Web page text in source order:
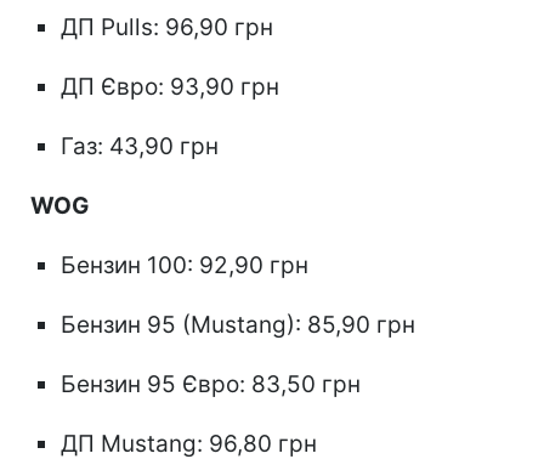
ДП Pulls: 96,90 грн
ДП Євро: 93,90 грн
Газ: 43,90 грн
WOG
Бензин 100: 92,90 грн
Бензин 95 (Mustang): 85,90 грн
Бензин 95 Євро: 83,50 грн
ДП Mustang: 96,80 грн